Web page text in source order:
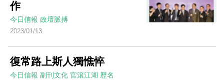
作
今日信報 政壇脈搏
2023/01/13
復常路上斯人獨憔悴
今日信報 副刊文化 官滾江湖 歷名